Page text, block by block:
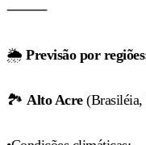
⸻
🌦️ Previsão por
🏞️ Alto Acre(Brasiléia,